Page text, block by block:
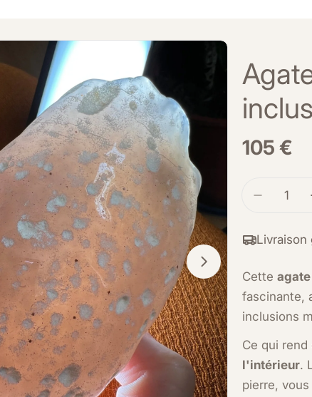
une fenêtre modale Ouvrir le
Prix
105 €
Quantité
Livraison
Cette
fascinante,
inclusions
Ce qui
l'intérieur.
pierre,